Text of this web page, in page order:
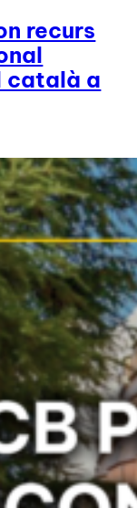
recurs
català a